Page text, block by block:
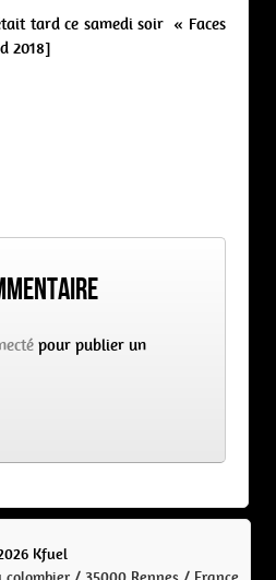
tard ce samedi soir « Faces
2018]
pour publier un
Kfuel